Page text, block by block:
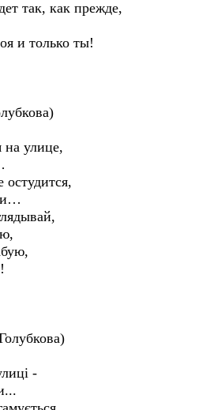
так, как прежде,
и только ты!
на улице,
-